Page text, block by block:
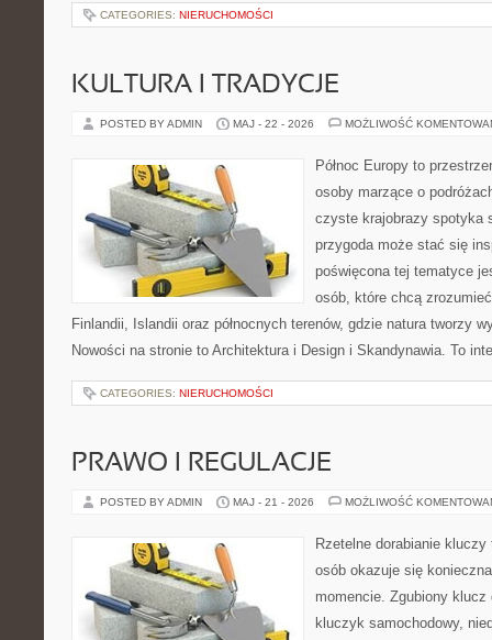
CATEGORIES: NIERUCHOMOŚCI
KULTURA I TRADYCJE
POSTED BY ADMIN MAJ - 22 - 2026 MOŻLIWOŚĆ
Północ Europy to
osoby marzące o
czyste krajobrazy spotyka
przygoda może stać się
poświęcona tej tematyce
osób, które chcą
Finlandii, Islandii oraz północnych terenów, gdzie natura tworzy
Nowości na stronie to Architektura i Design i Skandynawia. To
CATEGORIES: NIERUCHOMOŚCI
PRAWO I REGULACJE
POSTED BY ADMIN MAJ - 21 - 2026 MOŻLIWOŚĆ
Rzetelne dorabianie
osób okazuje się
momencie. Zgubiony
kluczyk samochodowy,